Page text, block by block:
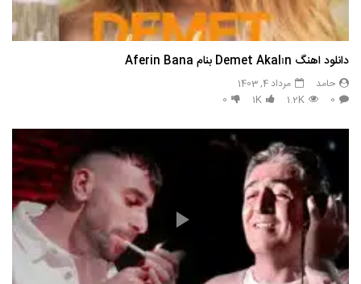
دانلود اهنگ Demet Akalın بنام Aferin Bana
حامد
مرداد 4, 1403
0
1.2K
1K
0